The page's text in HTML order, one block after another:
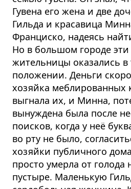
Гувена его жена и две
Гильда и красавица
Франциско, надеясь
Но в большом городе эти
жительницы оказались
положении. Деньги
хозяйка меблированных
выгнала их, и Минна,
вынуждена была после
поисков, когда у неё
во рту не было,
хозяйки публичного
просто умерла от голода
пустыре. Маленькую